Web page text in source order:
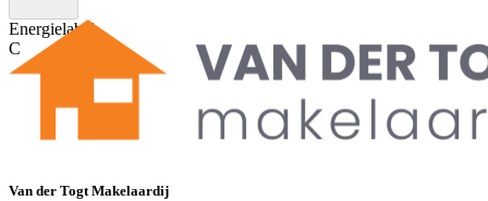
Energielabel
C
Van der Togt Makelaardij